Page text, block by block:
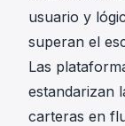
usuario y
superan el
Las
estandarizan
carteras en